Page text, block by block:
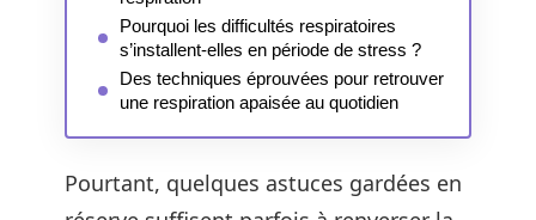
Pourquoi les difficultés respiratoires
s’installent-elles en période de stress ?
Des techniques éprouvées pour retrouver
une respiration apaisée au quotidien
Pourtant, quelques astuces gardées en